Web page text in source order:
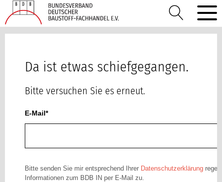
Da ist etwas schiefgegangen.
Bitte versuchen Sie es erneut.
E-Mail*
Bitte senden Sie mir entsprechend Ihrer Datenschutzerklärung
Informationen zum BDB IN per E-Mail zu.